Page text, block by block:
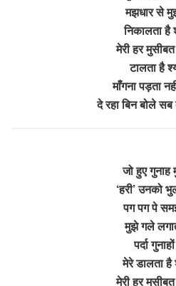
मझधार से
निकालता है
मेरी हर
टालता है
माँगना पड़ता
दे रहा बिन बोले
जो हुए
‘हरी’ उनको
पग पग पे
मुझे गले
पर्दा
मेरे डालता है
मेरी हर